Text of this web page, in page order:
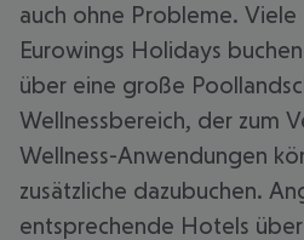
auch ohne Probleme.
Eurowings Holidays
über eine große
Wellnessbereich, der zum
Wellness-Anwendungen
zusätzliche dazubuchen.
entsprechende Hotels